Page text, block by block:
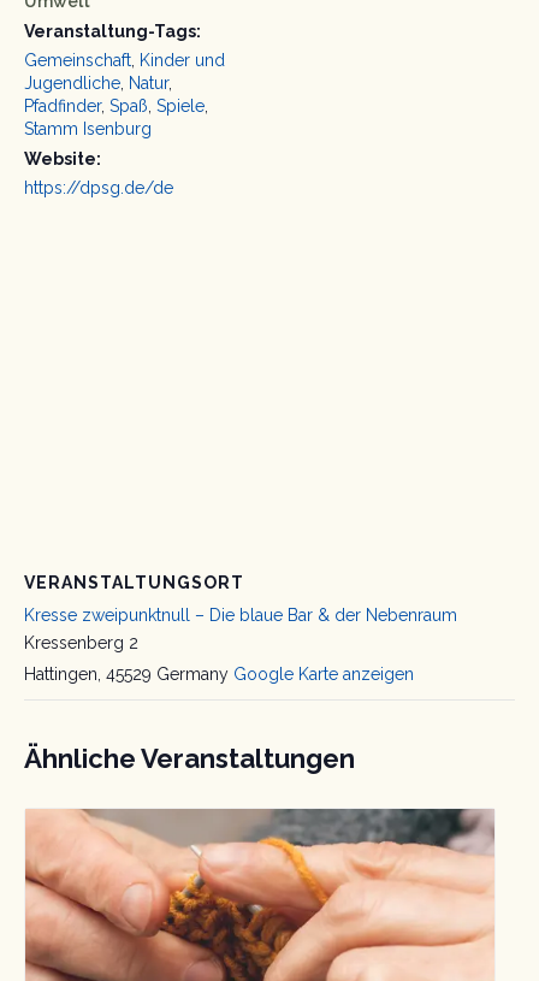
Veranstaltung-Tags:
Gemeinschaft Kinder und
Jugendliche Natur,
Pfadfinder, Spaß Spiele
Stamm Isenburg
Website:
https://dpsg.de/de
VERANSTALTUNGSORT
Kresse zweipunktnull – Die blaue Bar & der Nebenraum
Kressenberg 2
Hattingen 45529 Germany Google Karte anzeigen
Ähnliche Veranstaltungen